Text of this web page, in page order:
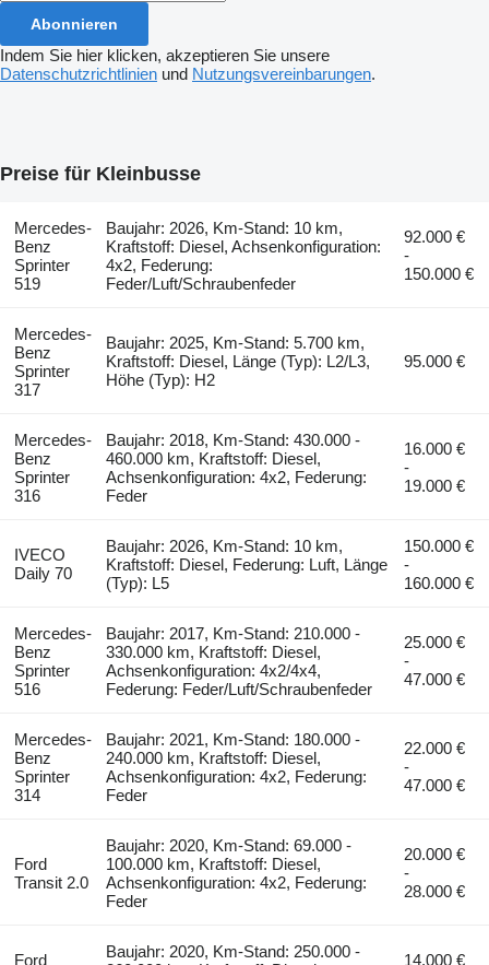
Abonnieren
Indem Sie hier klicken, akzeptieren Sie unsere
Datenschutzrichtlinien und Nutzungsvereinbarungen.
Preise für Kleinbusse
Mercedes-
Benz
Sprinter
519
Baujahr: 2026, Km-Stand: 10 km,
Kraftstoff: Diesel, Achsenkonfiguration:
4x2, Federung:
Feder/Luft/Schraubenfeder
92.000 €
-
150.000 €
Mercedes-
Benz
Sprinter
317
Baujahr: 2025, Km-Stand: 5.700 km,
Kraftstoff: Diesel, Länge (Typ): L2/L3,
Höhe (Typ): H2
95.000 €
Mercedes-
Benz
Sprinter
316
Baujahr: 2018, Km-Stand: 430.000 -
460.000 km, Kraftstoff: Diesel,
Achsenkonfiguration: 4x2, Federung:
Feder
16.000 €
-
19.000 €
IVECO
Daily 70
Baujahr: 2026, Km-Stand: 10 km,
Kraftstoff: Diesel, Federung: Luft, Länge
(Typ): L5
150.000 €
-
160.000 €
Mercedes-
Benz
Sprinter
516
Baujahr: 2017, Km-Stand: 210.000 -
330.000 km, Kraftstoff: Diesel,
Achsenkonfiguration: 4x2/4x4,
Federung: Feder/Luft/Schraubenfeder
25.000 €
-
47.000 €
Mercedes-
Benz
Sprinter
314
Baujahr: 2021, Km-Stand: 180.000 -
240.000 km, Kraftstoff: Diesel,
Achsenkonfiguration: 4x2, Federung:
Feder
22.000 €
-
47.000 €
Ford
Transit 2.0
Baujahr: 2020, Km-Stand: 69.000 -
100.000 km, Kraftstoff: Diesel,
Achsenkonfiguration: 4x2, Federung:
Feder
20.000 €
-
28.000 €
Ford
Baujahr: 2020, Km-Stand: 250.000 -
14.000 €